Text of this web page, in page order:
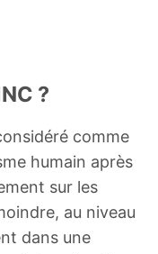
?
comme
humain après
sur les
au niveau
dans une